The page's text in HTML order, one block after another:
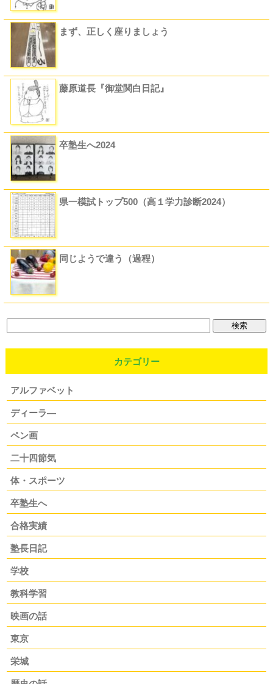
まず、正しく座りましょう
藤原道長『御堂関白日記』
卒塾生へ2024
県一模試トップ500（高１学力診断2024）
同じようで違う（過程）
カテゴリー
アルファベット
ディーラ―
ペン画
二十四節気
体・スポーツ
卒塾生へ
合格実績
塾長日記
学校
教科学習
映画の話
東京
栄城